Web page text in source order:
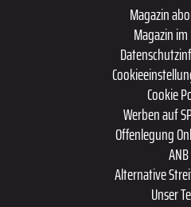
Magazin
Magazin
Cookie
Werben auf
Offenlegung
ANB
Alternative
Unser